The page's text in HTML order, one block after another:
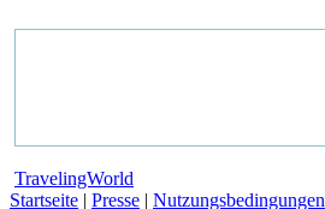
TravelingWorld
Startseite | Presse | Nutzungsbedingungen